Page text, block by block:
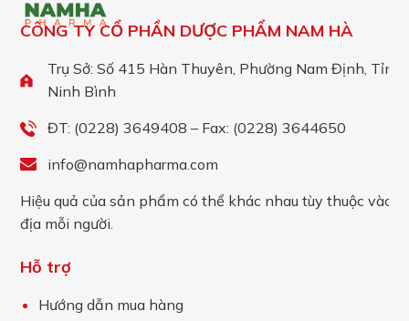
CÔNG TY CỔ PHẦN DƯỢC PHẨM NAM HÀ
Trụ Sở: Số 415 Hàn Thuyên, Phường Nam Định, Tỉnh
Ninh Bình
ĐT: (0228) 3649408 – Fax: (0228) 3644650
info@namhapharma.com
Hiệu quả của sản phẩm có thể khác nhau tùy thuộc vào
địa mỗi người.
Hỗ trợ
Hướng dẫn mua hàng